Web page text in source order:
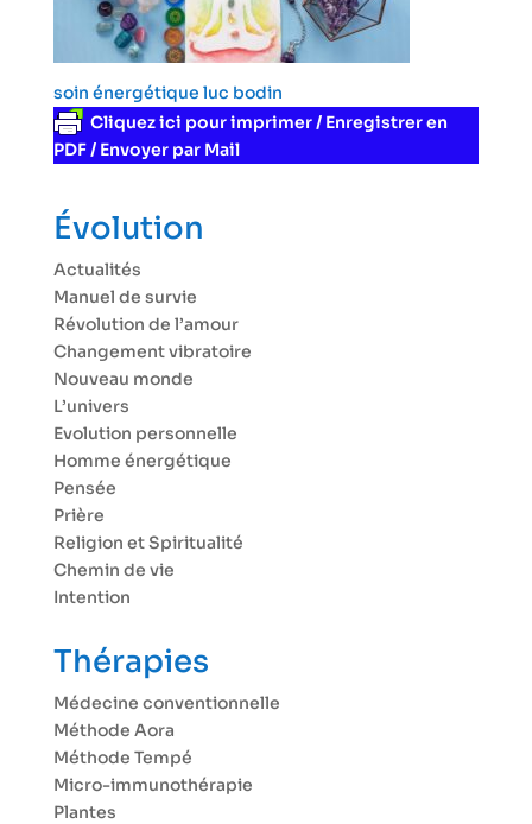
soin énergétique luc bodin
Cliquez ici pour imprimer / Enregistrer en
PDF / Envoyer par Mail
Évolution
Actualités
Manuel de survie
Révolution de l’amour
Changement vibratoire
Nouveau monde
L’univers
Evolution personnelle
Homme énergétique
Pensée
Prière
Religion et Spiritualité
Chemin de vie
Intention
Thérapies
Médecine conventionnelle
Méthode Aora
Méthode Tempé
Micro-immunothérapie
Plantes